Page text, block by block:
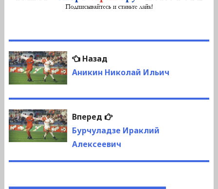
Навигация
по
записям
НазадПредыдущая
запись:
Аникин Николай Ильич
Вперед
Следующая
запись:
Бурчуладзе Ираклий
Алексеевич